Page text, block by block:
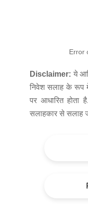
Error
Disclaimer: ये
निवेश सलाह के रूप में
पर आधारित होता
सलाहकार से सलाह